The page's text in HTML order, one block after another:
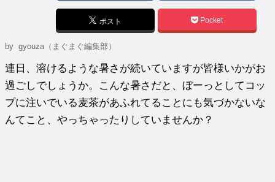
ポスト Pocket
by gyouza（まぐまぐ編集部）
連日、溶けるような暑さが続いていますが皆様いかがお
過ごしでしょうか。こんな暑さだと、ぼーっとしてコッ
プに注いでいる麦茶があふれてることにも気づかないな
んてこと、やっちゃったりしていませんか？